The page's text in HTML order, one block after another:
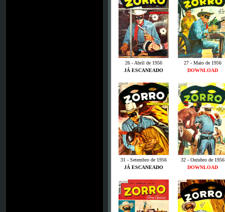
26 - Abril de 1956
27 - Maio de 1956
JÁ ESCANEADO
DOWNLOAD
31 - Setembro de 1956
32 - Outubro de 1956
JÁ ESCANEADO
DOWNLOAD